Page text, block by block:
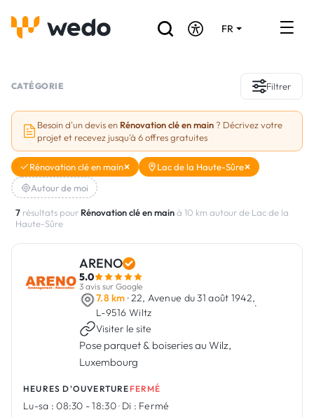
FR
Réalisations
Aides et subventions
Offres d'emploi
Connexion
CATÉGORIE Filtrer
Besoin d'un devis en Rénovation clé en main ? Décrivez votre
projet et recevez jusqu'à 6 offres gratuites
Rénovation clé en main
Lac de la Haute-Sûre
Autour de moi
7 résultats pour Rénovation clé en mainà 10 km autour de Lac de la
Haute-Sûre
ARENO
5.0
3 avis sur Google
7.8 km · 22, Avenue du 31 août 1942,
L-9516 Wiltz
·
Visiter le site
Pose parquet & boiseries au Wilz,
Luxembourg
HEURES D'OUVERTURE FERMÉ
Lu-sa : 08:30 - 18:30· Di : Fermé